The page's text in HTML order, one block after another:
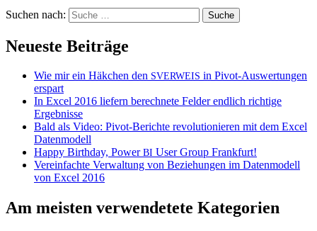
Suchen nach:
Neueste Beiträge
Wie mir ein Häkchen den SVERWEIS in Pivot-Auswertungen
erspart
In Excel 2016 liefern berechnete Felder endlich richtige
Ergebnisse
Bald als Video: Pivot-Berichte revolutionieren mit dem Excel
Datenmodell
Happy Birthday, PowerBI User Group Frankfurt!
Vereinfachte Verwaltung von Beziehungen im Datenmodell
von Excel 2016
Am meisten verwendetete Kategorien